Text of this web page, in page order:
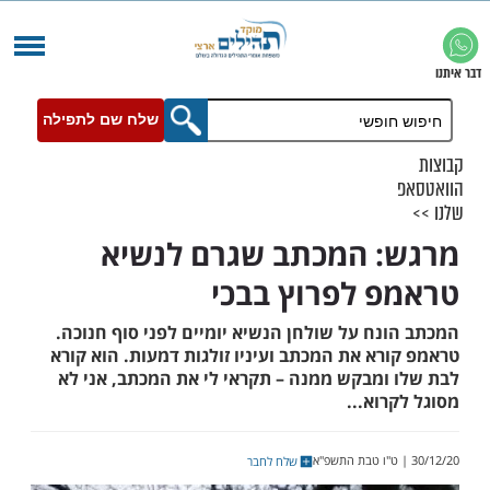
שלח שם לתפילה
המכתב שגרם לנשיא
לפרוץ בבכי
על שולחן הנשיא יומיים לפני סוף חנוכה.
ממנה – תקראי לי את המכתב, אני לא